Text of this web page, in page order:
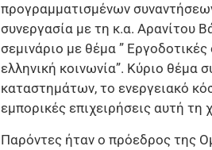
προγραμματισμένων
συνεργασία με τη κ.α. Αρανίτου
σεμινάριο με θέμα ”
ελληνική κοινωνία”. Κύριο θέμα
καταστημάτων, το ενεργειακό
εμπορικές επιχειρήσεις αυτή τη
Παρόντες ήταν ο πρόεδρος της